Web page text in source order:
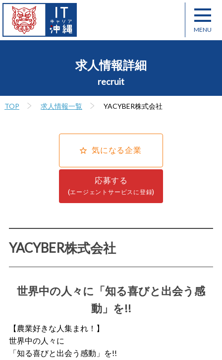
求人情報詳細
recruit
TOP 求人情報一覧 YACYBER株式会社
気になる企業
応募する
(エージェントサービスに登録)
YACYBER株式会社
世界中の人々に「知る喜びと出会う感
動」を!!
【農業好きな人集まれ！】
世界中の人々に
「知る喜びと出会う感動」を!!